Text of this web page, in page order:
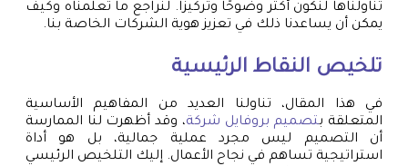
تناولناها لنكون أكثر وضوحًا وتركيزًا. لنراجع ما تعلمناه وكيف
يمكن أن يساعدنا ذلك في تعزيز هوية الشركات الخاصة بنا.
تلخيص النقاط الرئيسية
في هذا المقال، تناولنا العديد من المفاهيم الأساسية
المتعلقة بتصميم بروفايل شركة، وقد أظهرت لنا الممارسة
أن التصميم ليس مجرد عملية جمالية، بل هو أداة
استراتيجية تساهم في نجاح الأعمال. إليك التلخيص الرئيسي